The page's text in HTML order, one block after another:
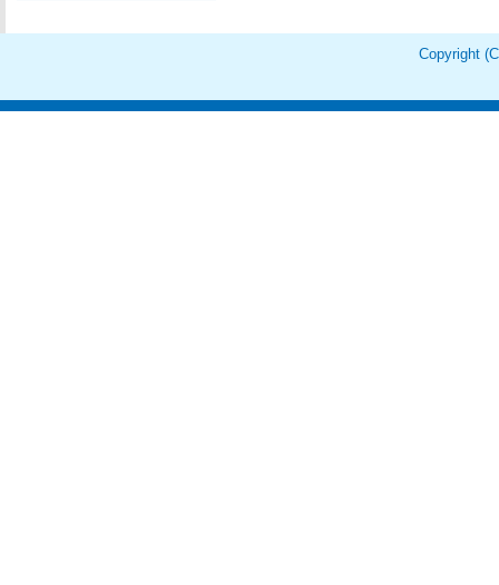
Copyright